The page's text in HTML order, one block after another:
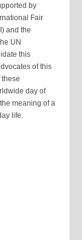
by
Fair
and the
UN
this
of this
these
day of
meaning of a
life.